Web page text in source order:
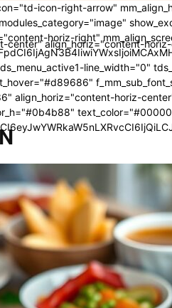
icon-right-arrow"
horiz-right"
line_width="0"
align_horiz="content-horiz-
center" align_horiz="content-